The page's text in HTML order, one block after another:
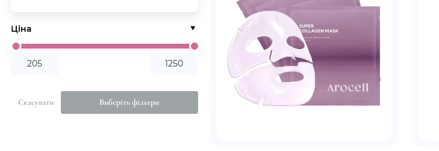
Ціна
Скасувати Виберіть фільтри